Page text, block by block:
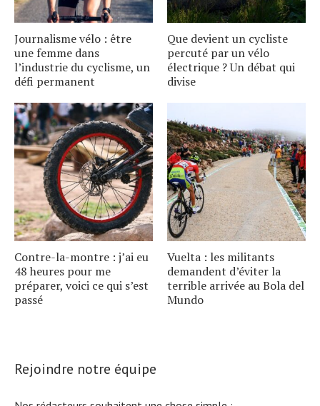
Journalisme vélo : être
une femme dans
l’industrie du cyclisme, un
défi permanent
Que devient un cycliste
percuté par un vélo
électrique ? Un débat qui
divise
Contre-la-montre : j’ai eu
48 heures pour me
préparer, voici ce qui s’est
passé
Vuelta : les militants
demandent d’éviter la
terrible arrivée au Bola del
Mundo
Rejoindre notre équipe